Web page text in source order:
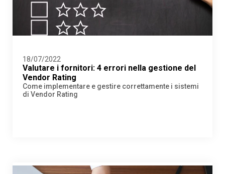
18/07/2022
Valutare i fornitori: 4 errori nella gestione del
Vendor Rating
Come implementare e gestire correttamente i sistemi
di Vendor Rating